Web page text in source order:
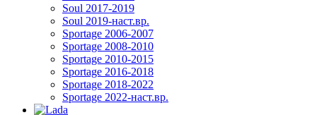
Soul 2017-2019
Soul 2019-наст.вр.
Sportage 2006-2007
Sportage 2008-2010
Sportage 2010-2015
Sportage 2016-2018
Sportage 2018-2022
Sportage 2022-наст.вр.